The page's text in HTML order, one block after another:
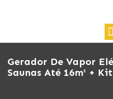
Gerador De Vapor
Saunas Até 16m³ +